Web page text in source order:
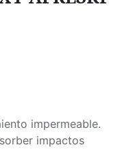
impermeable.
impactos